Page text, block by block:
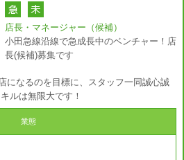
店長・マネージャー（候補）
小田急線沿線で急成長中のベンチャー！店
長(候補)募集です
になるのを目標に、スタッフ一同誠心誠
ルは無限大です！
業態